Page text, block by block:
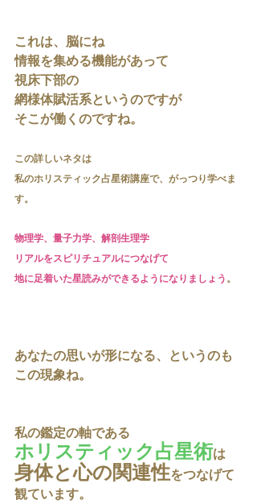
これは、脳にね
情報を集める機能があって
視床下部の
網様体賦活系というのですが
そこが働くのですね。
この詳しいネタは
私のホリスティック占星術講座で、がっつり学べま
す。
物理学、量子力学、解剖生理学
リアルをスピリチュアルにつなげて
地に足着いた星読みができるようになりましょう 。
あなたの思いが形になる、というのも
この現象ね。
私の鑑定の軸である
ホリスティック占星術は
身体と心の関連性をつなげて
観ています。